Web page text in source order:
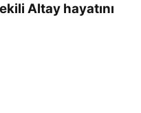
Altay hayatını